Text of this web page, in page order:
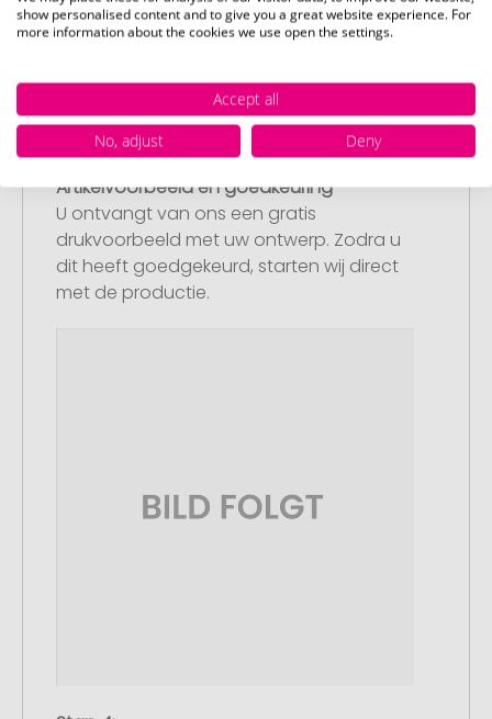
bestelling af. Mocht u op dit moment
geen geschikt bestand beschikbaar
Stap 3:
Artikelvoorbeeld en goedkeuring
U ontvangt van ons een gratis
drukvoorbeeld met uw ontwerp. Zodra u
dit heeft goedgekeurd, starten wij direct
met de productie.
show personalised content and to give you a great website experience. For
more information about the cookies we use open the settings.
Accept all
No, adjust
Deny